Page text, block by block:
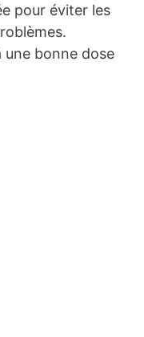
pour éviter les
une bonne dose